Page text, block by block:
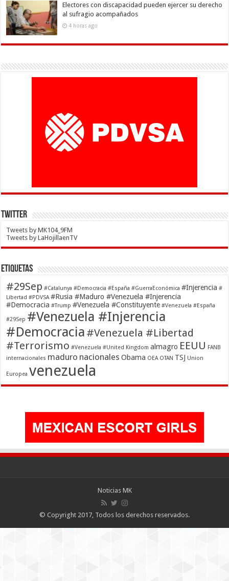
Electores con discapacidad pueden ejercer su derecho
al sufragio acompañados
4 horas ago
Twitter
Tweets by MK104_9FM
Tweets by LaHojillaenTV
Etiquetas
#29Sep #Catalunya #Democracia #España #GuerraEconómica #Injerencia #
Libertad #PDVSA #Rusia #Maduro #Venezuela #Injerencia
#Democracia #Trump #Venezuela #Constituyente #Venezuela #España
#29Sep #Venezuela #Injerencia
#Democracia #Venezuela #Libertad
#Terrorismo #Venezuela #United Kingdom almagro EEUU FANB
internacionales maduro nacionales Obama OEA OTAN TSJ Union
Europea venezuela
Noticias MK
© Copyright 2017, Todos los derechos reservados.